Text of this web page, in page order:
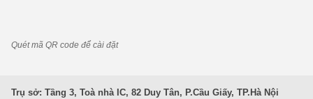
Quét mã QR code để cài đặt
Trụ sở: Tầng 3, Toà nhà IC, 82 Duy Tân, P.Cầu Giấy, TP.Hà Nội